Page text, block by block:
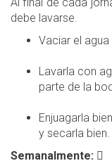
debe lavarse.
Vaciar el
Lavarla con
parte de la
Enjuagarla
y secarla bien.
Semanalmente: 